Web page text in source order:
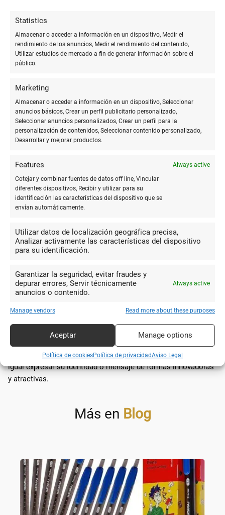
Statistics
Almacenar o acceder a información en un dispositivo, Medir el
rendimiento de los anuncios, Medir el rendimiento del contenido,
Utilizar estudios de mercado a fin de generar información sobre el
público.
Marketing
Almacenar o acceder a información en un dispositivo, Seleccionar
anuncios básicos, Crear un perfil publicitario personalizado,
Seleccionar anuncios personalizados, Crear un perfil para la
personalización de contenidos, Seleccionar contenido personalizado,
Desarrollar y mejorar productos.
Features
Always active
Cotejar y combinar fuentes de datos off line, Vincular
diferentes dispositivos, Recibir y utilizar para su
identificación las características del dispositivo que se
envían automáticamente.
Utilizar datos de localización geográfica precisa,
Analizar activamente las características del dispositivo
para su identificación.
Garantizar la seguridad, evitar fraudes y
depurar errores, Servir técnicamente
anuncios o contenido.
Always active
Manage vendors Read more about these purposes
Aceptar Manage options
Política de cookiesPolítica de privacidadAviso Legal
Grabado
láser
Quita la capa superior
del material para
"grabar" el diseño.
Ofrece un
acabado
preciso y
Estampado
Utiliza presión y calor
con un troquel para
imprimir el diseño en
Ideal para
diseños que
requieren un
texturizado.
Aparte de la estética, estas técnicas también pueden
incrementar la funcionalidad del cuaderno. Por ejemplo, la
## Conclusión
Sin lugar a dudas, los cuadernos con diseño personalizado
ofrecen una amplia gama de posibilidades para aquellos que
buscan diferenciarse o comunicar su marca de manera única.
Desde la elección del material hasta el proceso de diseño y
verdaderamente personal y significativo. Con la tecnología y
creatividad actuales, personalizar cuadernos es más
accesible que nunca, permitiendo a individuos y empresas por
igual expresar su identidad o mensaje de formas innovadoras
y atractivas.
Más en Blog